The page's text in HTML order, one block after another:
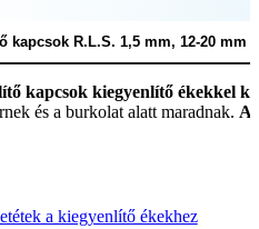
kapcsok R.L.S. 1,5 mm, 12-20 mm
kapcsok kiegyenlítő ékekkel
és a burkolat alatt maradnak. A